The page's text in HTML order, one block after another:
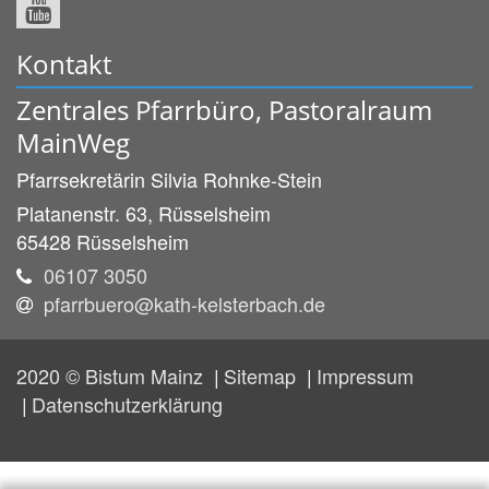
Kontakt
Zentrales Pfarrbüro, Pastoralraum
MainWeg
Pfarrsekretärin Silvia Rohnke-Stein
Platanenstr. 63, Rüsselsheim
65428 Rüsselsheim
06107 3050
pfarrbuero@kath-kelsterbach.de
2020 © Bistum Mainz Sitemap
Impressum
Datenschutzerklärung